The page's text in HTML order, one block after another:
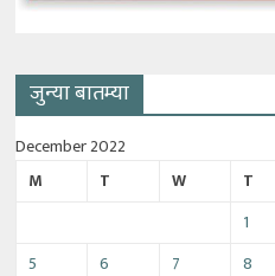
जुन्या बातम्या
December 2022
M
T W T
1
5
6 7 8